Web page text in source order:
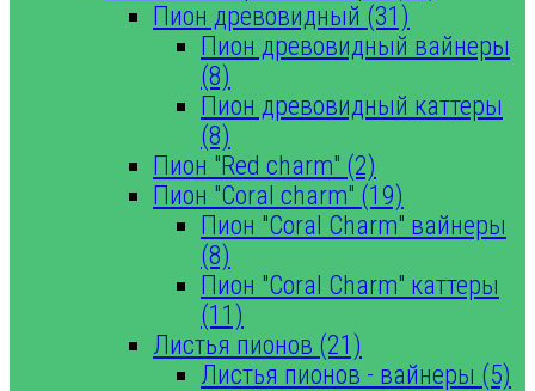
Пион древовидный (31)
Пион древовидный вайнеры
(8)
Пион древовидный каттеры
(8)
Пион "Red charm" (2)
Пион "Coral charm" (19)
Пион "Coral Charm" вайнеры
(8)
Пион "Coral Charm" каттеры
(11)
Листья пионов (21)
Листья пионов - вайнеры (5)